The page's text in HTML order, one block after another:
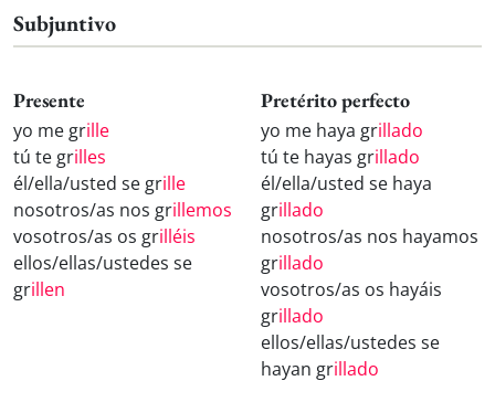
Subjuntivo
Presente
yo me grille
tú te grilles
él/ella/usted se grille
nosotros/as nos grillemos
vosotros/as os grilléis
ellos/ellas/ustedes se
grillen
Pretérito perfecto
yo me haya grillado
tú te hayas grillado
él/ella/usted se haya
grillado
nosotros/as nos hayamos
grillado
vosotros/as os hayáis
grillado
ellos/ellas/ustedes se
hayan grillado